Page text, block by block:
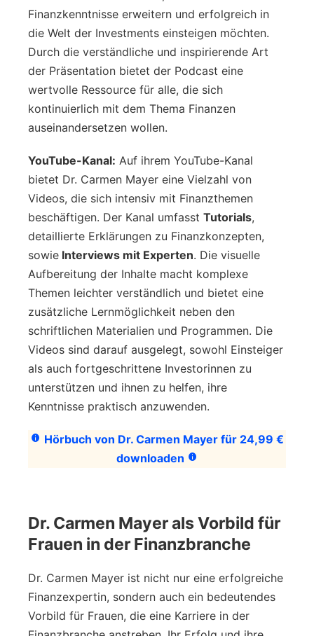
Finanzkenntnisse erweitern und erfolgreich in
die Welt der Investments einsteigen möchten.
Durch die verständliche und inspirierende Art
der Präsentation bietet der Podcast eine
wertvolle Ressource für alle, die sich
kontinuierlich mit dem Thema Finanzen
auseinandersetzen wollen.
YouTube-Kanal: Auf ihrem YouTube-Kanal
bietet Dr. Carmen Mayer eine Vielzahl von
Videos, die sich intensiv mit Finanzthemen
beschäftigen. Der Kanal umfasst Tutorials,
detaillierte Erklärungen zu Finanzkonzepten,
sowie Interviews mit Experten. Die visuelle
Aufbereitung der Inhalte macht komplexe
Themen leichter verständlich und bietet eine
zusätzliche Lernmöglichkeit neben den
schriftlichen Materialien und Programmen. Die
Videos sind darauf ausgelegt, sowohl Einsteiger
als auch fortgeschrittene Investorinnen zu
unterstützen und ihnen zu helfen, ihre
Kenntnisse praktisch anzuwenden.
Hörbuch von Dr. Carmen Mayer für 24,99 €
downloaden
Dr. Carmen Mayer als Vorbild für
Frauen in der Finanzbranche
Dr. Carmen Mayer ist nicht nur eine erfolgreiche
Finanzexpertin, sondern auch ein bedeutendes
Vorbild für Frauen, die eine Karriere in der